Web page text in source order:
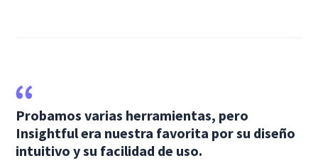
Probamos varias herramientas, pero
Insightful era nuestra favorita por su diseño
intuitivo y su facilidad de uso.